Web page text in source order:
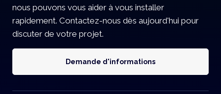
nous pouvons vous aider à vous installer
rapidement. Contactez-nous dès aujourd'hui pour
discuter de votre projet.
Demande d'informations